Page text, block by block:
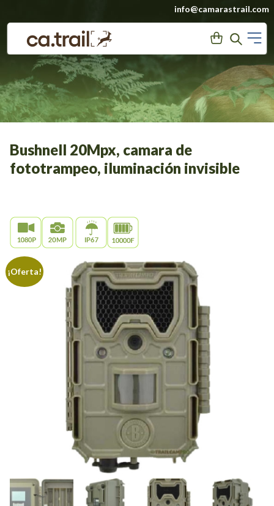
contenido
info@camarastrail.com
User Search
Bushnell 20Mpx, camara de
fototrampeo, iluminación invisible
¡Oferta!